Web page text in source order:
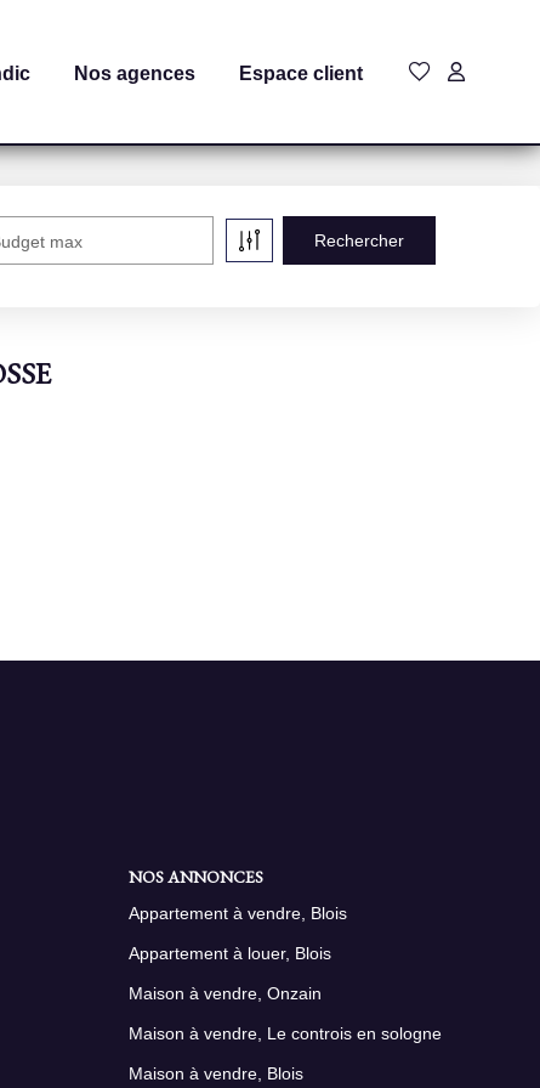
Nos agences Espace client
max
NOS ANNONCES
Appartement à vendre, Blois
Appartement à louer, Blois
Maison à vendre, Onzain
Maison à vendre, Le controis en sologne
Maison à vendre, Blois